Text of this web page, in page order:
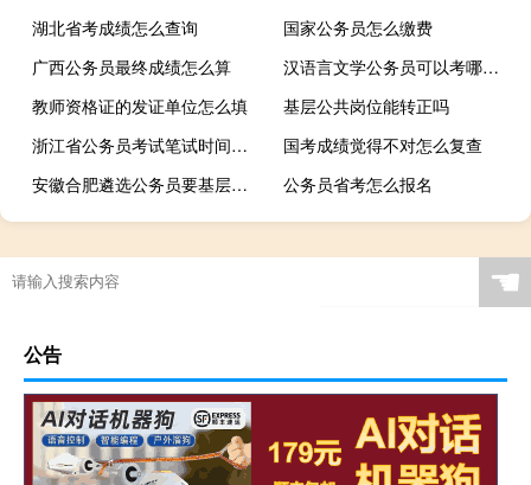
湖北省考成绩怎么查询
国家公务员怎么缴费
广西公务员最终成绩怎么算
汉语言文学公务员可以考哪些岗位
教师资格证的发证单位怎么填
基层公共岗位能转正吗
浙江省公务员考试笔试时间有多长
国考成绩觉得不对怎么复查
安徽合肥遴选公务员要基层工作经验吗
公务员省考怎么报名
☚
公告